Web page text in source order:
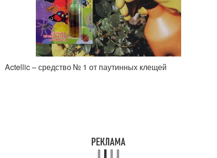
Actellic – средство № 1 от паутинных клещей